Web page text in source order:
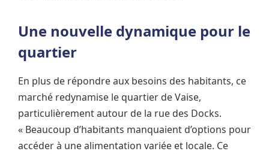
Une nouvelle dynamique pour le
quartier
En plus de répondre aux besoins des habitants, ce
marché redynamise le quartier de Vaise,
particulièrement autour de la rue des Docks.
« Beaucoup d’habitants manquaient d’options pour
accéder à une alimentation variée et locale. Ce